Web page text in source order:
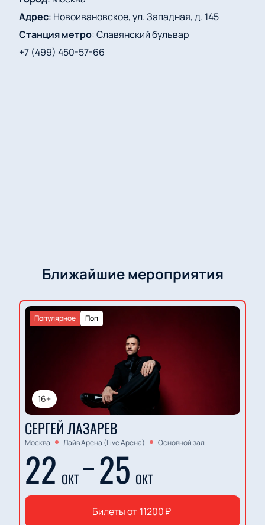
Адрес: Новоивановское, ул. Западная, д. 145
Станция метро:Славянский бульвар
+7 (499) 450-57-66
Ближайшие мероприятия
16+
Поп
Популярное
СЕРГЕЙ ЛАЗАРЕВ
Москва Лайв Арена (Live Арена) Основной зал
22 ОКТ 25 ОКТ
Билеты от 11200₽